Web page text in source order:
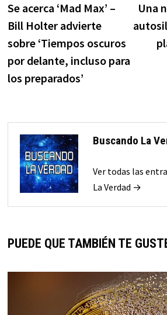
de
entradas
anterior:
Se acerca ‘Mad Max’ –
Bill Holter advierte
sobre ‘Tiempos oscuros
por delante, incluso para
los preparados’
Una
Buscando La
Ver todas las
La Verdad →
PUEDE QUE TAMBIÉN TE